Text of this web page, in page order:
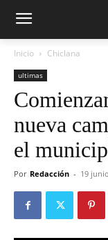
Inicio Chiclana
ultimas
nueva
el
Por Redacción - 19